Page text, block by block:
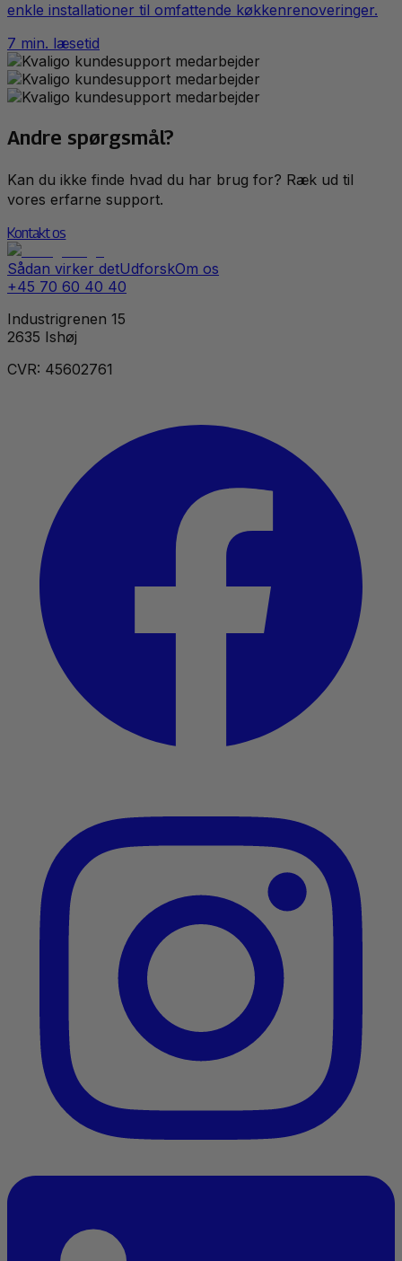
enkle installationer til omfattende køkkenrenoveringer.
7 min. læsetid
Andre spørgsmål?
Kan du ikke finde hvad du har brug for? Ræk ud til
vores erfarne support.
Kontakt os
Sådan virker detUdforskOm os
+45 70 60 40 40
Industrigrenen 15
2635 Ishøj
CVR: 45602761